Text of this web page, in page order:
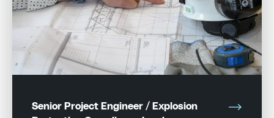
Senior Project Engineer / Explosion